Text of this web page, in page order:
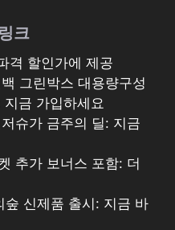
크
격 할인가에 제공
그린박스 대용량구성
금 가입하세요
슈가 금주의 딜: 지금
추가 보너스 포함: 더
숲 신제품 출시: 지금 바